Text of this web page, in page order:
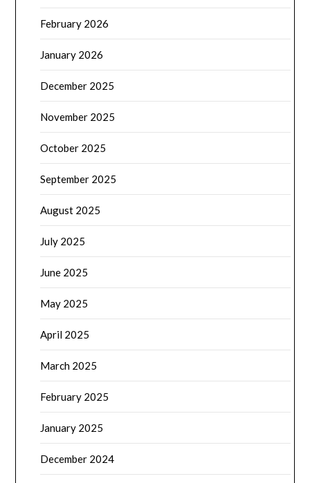
February 2026
January 2026
December 2025
November 2025
October 2025
September 2025
August 2025
July 2025
June 2025
May 2025
April 2025
March 2025
February 2025
January 2025
December 2024